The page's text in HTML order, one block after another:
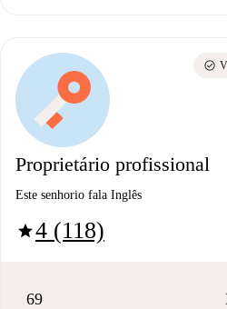
Proprietário profissional
Este senhorio fala Inglês
star4 (118)
check_circle
69